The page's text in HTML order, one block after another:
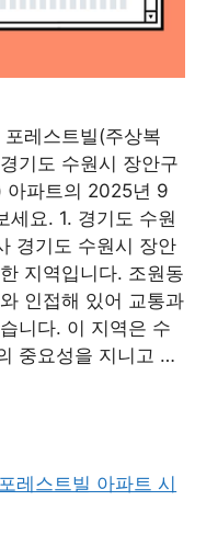
레스트빌(주상복
기도 수원시 장안구
아파트의 2025년 9
세요. 1. 경기도 수원
경기도 수원시 장안
지역입니다. 조원동
인접해 있어 교통과
니다. 이 지역은 수
중요성을 지니고 …
레스트빌 아파트 시